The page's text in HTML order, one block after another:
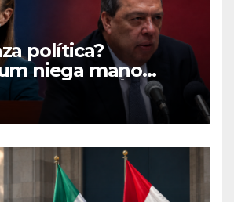
política?
niega mano
captura de Ángel